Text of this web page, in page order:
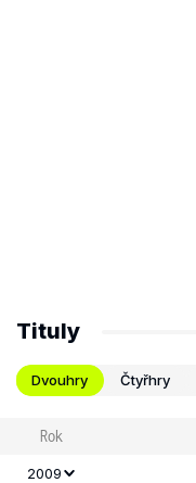
Tituly
Dvouhry Čtyřhry
Rok
2009